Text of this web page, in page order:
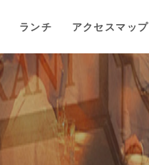
ランチ アクセスマップ